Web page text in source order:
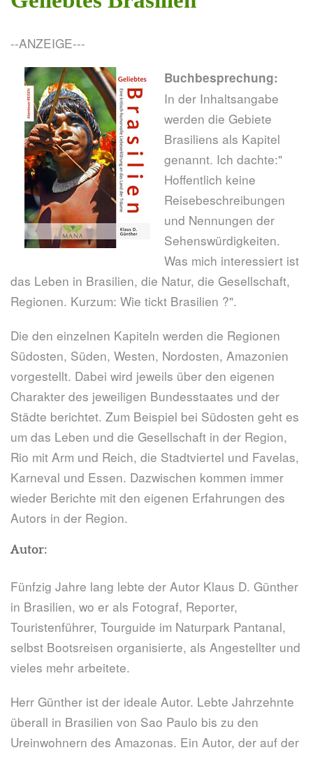
--ANZEIGE---
Buchbesprechung:
In der Inhaltsangabe
werden die Gebiete
Brasiliens als Kapitel
genannt. Ich dachte:"
Hoffentlich keine
Reisebeschreibungen
und Nennungen der
Sehenswürdigkeiten.
Was mich interessiert ist
das Leben in Brasilien, die Natur, die Gesellschaft,
Regionen. Kurzum: Wie tickt Brasilien ?".
Die den einzelnen Kapiteln werden die Regionen
Südosten, Süden, Westen, Nordosten, Amazonien
vorgestellt. Dabei wird jeweils über den eigenen
Charakter des jeweiligen Bundesstaates und der
Städte berichtet. Zum Beispiel bei Südosten geht es
um das Leben und die Gesellschaft in der Region,
Rio mit Arm und Reich, die Stadtviertel und Favelas,
Karneval und Essen. Dazwischen kommen immer
wieder Berichte mit den eigenen Erfahrungen des
Autors in der Region.
Autor:
Fünfzig Jahre lang lebte der Autor Klaus D. Günther
in Brasilien, wo er als Fotograf, Reporter,
Touristenführer, Tourguide im Naturpark Pantanal,
selbst Bootsreisen organisierte, als Angestellter und
vieles mehr arbeitete.
Herr Günther ist der ideale Autor. Lebte Jahrzehnte
überall in Brasilien von Sao Paulo bis zu den
Ureinwohnern des Amazonas. Ein Autor, der auf der